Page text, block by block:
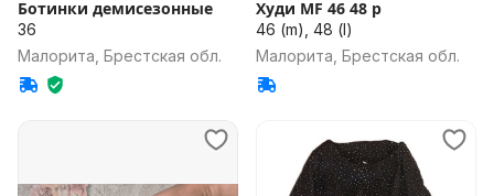
Ботинки демисезонные
36
Малорита, Брестская обл.
Худи МF 46 48 р
46 (m), 48 (l)
Малорита, Брестская обл.